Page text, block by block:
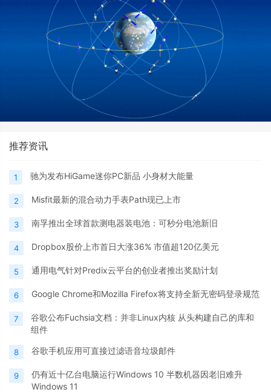
推荐资讯
1 驰为发布HiGame迷你PC新品 小身材大能量
2 Misfit最新的混合动力手表Path现已上市
3 南孚推出全球首款测电器装电池：可秒分电池新旧
4 Dropbox股价上市首日大涨36% 市值超120亿美元
5 通用电气针对Predix云平台的创业者推出奖励计划
6 Google Chrome和Mozilla Firefox将支持全新无密码登录规范
7
谷歌公布Fuchsia文档：并非Linux内核 从头构建自己的库和
组件
8 谷歌手机应用可直接过滤语音垃圾邮件
9
仍有近十亿台电脑运行Windows 10 半数机器因老旧难升
Windows 11